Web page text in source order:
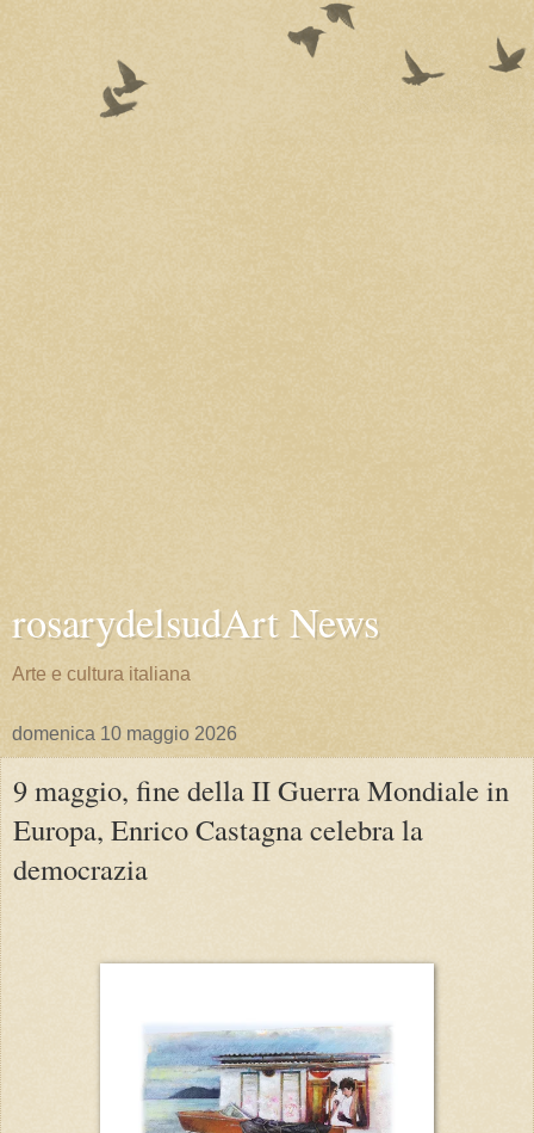
rosarydelsudArt News
Arte e cultura italiana
domenica 10 maggio 2026
9 maggio, fine della II Guerra Mondiale in
Europa, Enrico Castagna celebra la
democrazia